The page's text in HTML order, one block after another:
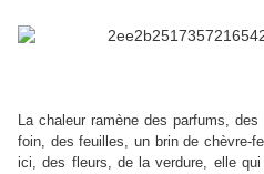
La chaleur ramène des parfums,
foin, des feuilles, un brin de chèvre-
ici, des fleurs, de la verdure, elle